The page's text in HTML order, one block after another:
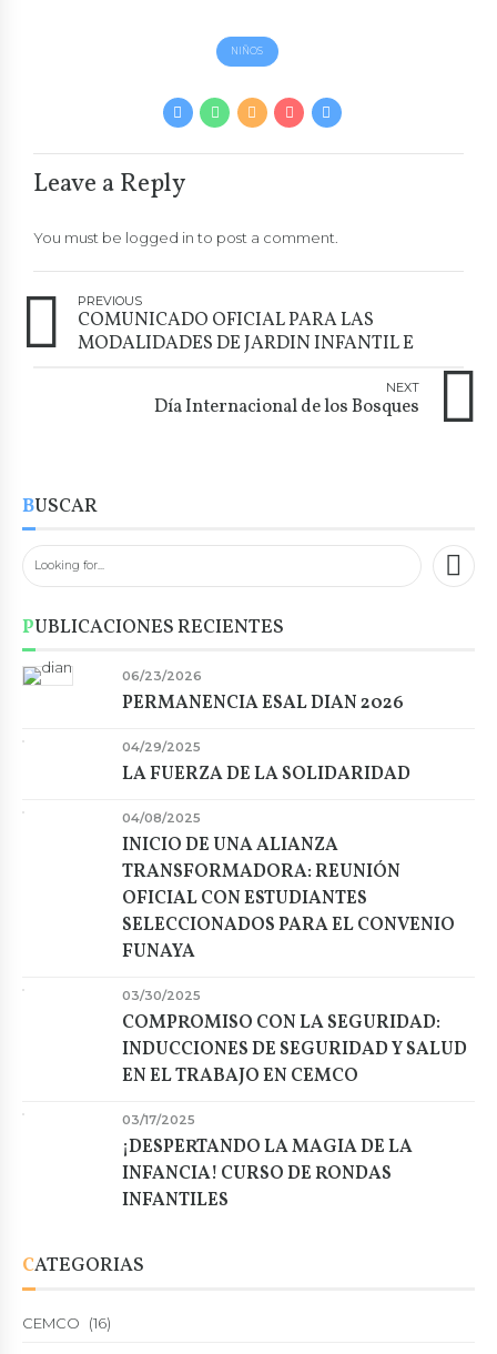
NIÑOS
Leave a Reply
You must be logged in to post a comment.
PREVIOUS
COMUNICADO OFICIAL PARA LAS
MODALIDADES DE JARDIN INFANTIL E
NEXT
Día Internacional de los Bosques
BUSCAR
PUBLICACIONES RECIENTES
06/23/2026
PERMANENCIA ESAL DIAN 2026
04/29/2025
LA FUERZA DE LA SOLIDARIDAD
04/08/2025
INICIO DE UNA ALIANZA
TRANSFORMADORA: REUNIÓN
OFICIAL CON ESTUDIANTES
SELECCIONADOS PARA EL CONVENIO
FUNAYA
03/30/2025
COMPROMISO CON LA SEGURIDAD:
INDUCCIONES DE SEGURIDAD Y SALUD
EN EL TRABAJO EN CEMCO
03/17/2025
¡DESPERTANDO LA MAGIA DE LA
INFANCIA! CURSO DE RONDAS
INFANTILES
CATEGORIAS
CEMCO (16)